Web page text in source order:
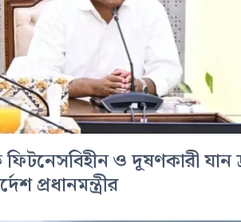
ও দূষণকারী যান
প্রধানমন্ত্রীর